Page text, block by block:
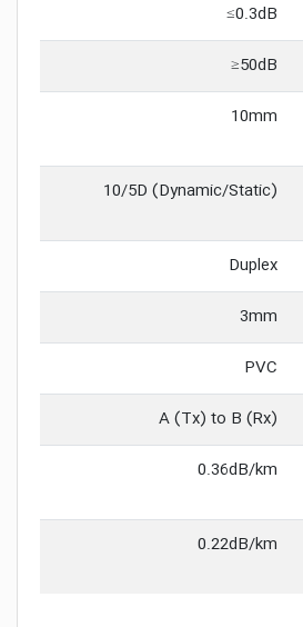
0.3dB≥
50dB≤
10mm
10/5D (Dynamic/Static)
Duplex
3mm
PVC
A (Tx) to B (Rx)
0.36dB/km
0.22dB/km